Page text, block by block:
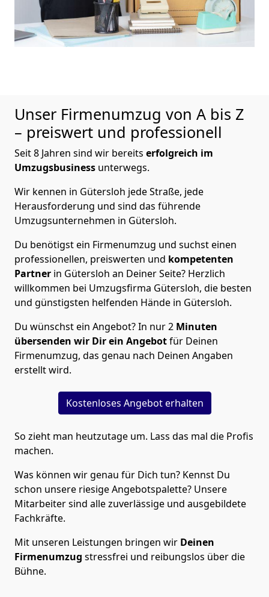
Unser Firmenumzug von A bis Z
– preiswert und professionell
Seit 8 Jahren sind wir bereits erfolgreich im
Umzugsbusiness unterwegs.
Wir kennen in Gütersloh jede Straße, jede
Herausforderung und sind das führende
Umzugsunternehmen in Gütersloh.
Du benötigst ein Firmenumzug und suchst einen
professionellen, preiswerten und kompetenten
Partner in Gütersloh an Deiner Seite? Herzlich
willkommen bei Umzugsfirma Gütersloh, die besten
und günstigsten helfenden Hände in Gütersloh.
Du wünschst ein Angebot? In nur 2 Minuten
übersenden wir Dir ein Angebotfür Deinen
Firmenumzug, das genau nach Deinen Angaben
erstellt wird.
Kostenloses Angebot erhalten
So zieht man heutzutage um. Lass das mal die Profis
machen.
Was können wir genau für Dich tun? Kennst Du
schon unsere riesige Angebotspalette? Unsere
Mitarbeiter sind alle zuverlässige und ausgebildete
Fachkräfte.
Mit unseren Leistungen bringen wir Deinen
Firmenumzug stressfrei und reibungslos über die
Bühne.